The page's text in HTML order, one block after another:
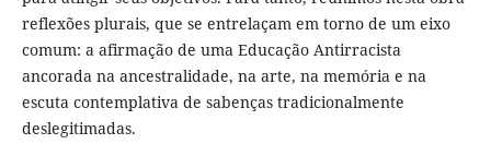
reflexões plurais, que se entrelaçam em torno de um eixo
comum: a afirmação de uma Educação Antirracista
ancorada na ancestralidade, na arte, na memória e na
escuta contemplativa de sabenças tradicionalmente
deslegitimadas.